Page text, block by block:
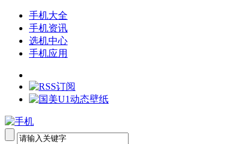
手机大全
手机资讯
选机中心
手机应用